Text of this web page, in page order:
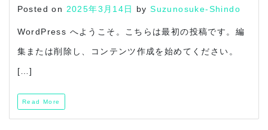
Posted on 2025年3月14日 bySuzunosuke-Shindo
WordPress へようこそ。こちらは最初の投稿です。編
集または削除し、コンテンツ作成を始めてください。
[…]
Read More